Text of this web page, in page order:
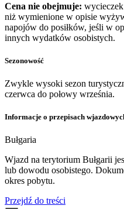
Cena nie obejmuje:
niż wymienione w opisie
napojów do posiłków, jeśli w
innych wydatków osobistych.
Sezonowość
Zwykle wysoki sezon
czerwca do połowy września.
Informacje o przepisach
Bułgaria
Wjazd na terytorium Bułgarii
lub dowodu osobistego.
okres pobytu.
Przejdź do treści